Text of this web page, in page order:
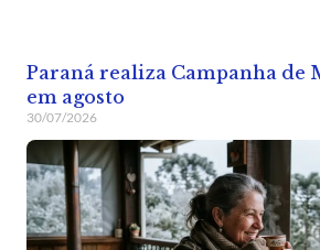
Paraná realiza Campanha de
em agosto
30/07/2026